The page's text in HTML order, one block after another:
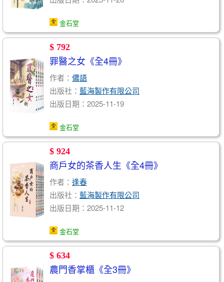
金石堂
$ 792
罪醫之女《全4冊》
作者： 儂語
出版社： 藍海製作有限公司
出版日期：2025-11-19
金石堂
$ 924
商戶女的茶香人生《全4冊》
作者： 逢春
出版社： 藍海製作有限公司
出版日期：2025-11-12
金石堂
$ 634
農門香掌櫃《全3冊》